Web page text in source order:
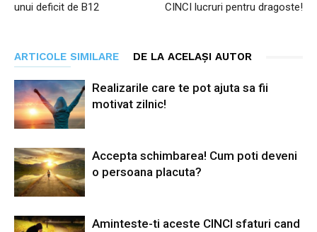
unui deficit de B12
CINCI lucruri pentru dragoste!
ARTICOLE SIMILARE DE LA ACELAȘI AUTOR
Realizarile care te pot ajuta sa fii
motivat zilnic!
Accepta schimbarea! Cum poti deveni
o persoana placuta?
Aminteste-ti aceste CINCI sfaturi cand